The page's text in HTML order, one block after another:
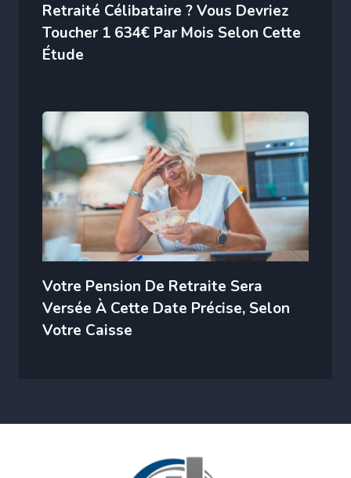
Retraité Célibataire ? Vous Devriez
Toucher 1 634€ Par Mois Selon Cette
Étude
Votre Pension De Retraite Sera
Versée À Cette Date Précise, Selon
Votre Caisse